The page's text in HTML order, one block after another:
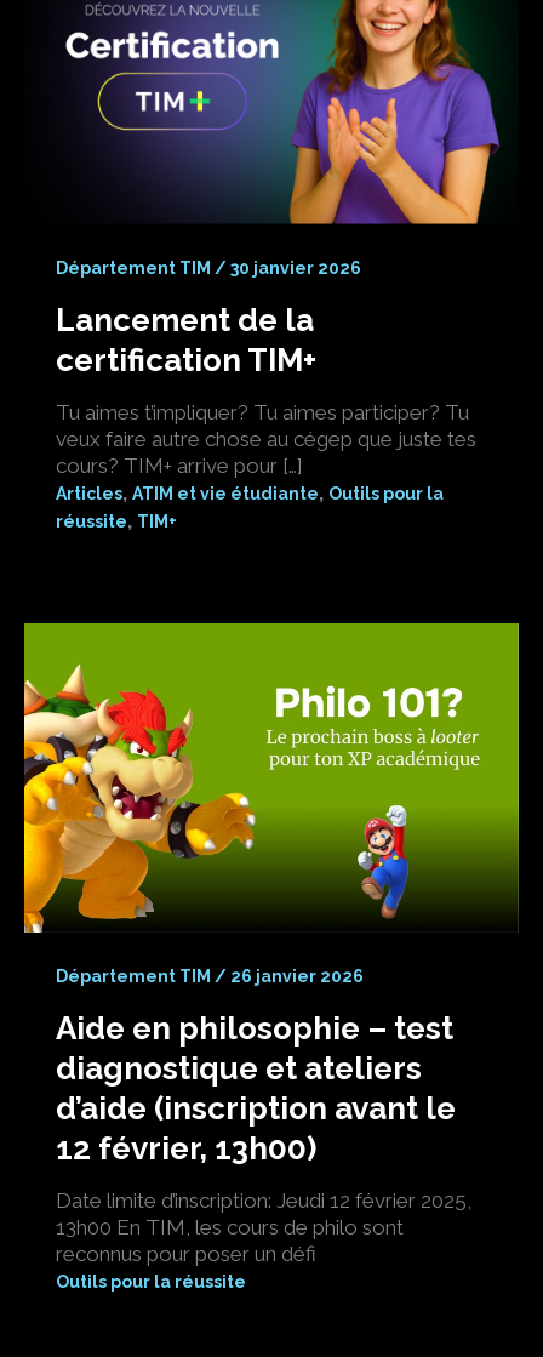
Département TIM /30 janvier 2026
Lancement de la
certification TIM+
Tu aimes t’impliquer? Tu aimes participer? Tu
veux faire autre chose au cégep que juste tes
cours? TIM+ arrive pour […]
Articles, ATIM et vie étudiante, Outils pour la
réussite, TIM+
Département TIM / 26 janvier 2026
Aide en philosophie – test
diagnostique et ateliers
d’aide (inscription avant le
12 février, 13h00)
Date limite d’inscription: Jeudi 12 février 2025,
13h00 En TIM, les cours de philo sont
reconnus pour poser un défi
Outils pour la réussite